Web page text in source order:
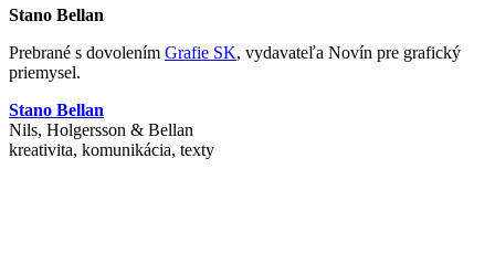
Stano Bellan
Prebrané s dovolením Grafie SK, vydavateľa Novín pre grafický
priemysel.
Stano Bellan
Nils, Holgersson & Bellan
kreativita, komunikácia, texty